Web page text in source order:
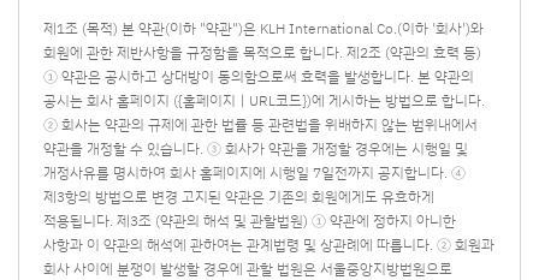
제1조 (목적) 본 약관(이하 "약관")은 KLH International Co.(이하 '회사')와
회원에 관한 제반사항을 규정함을 목적으로 합니다. 제2조 (약관의 효력 등)
① 약관은 공시하고 상대방이 동의함으로써 효력을 발생합니다. 본 약관의
공시는 회사 홈페이지 ({홈페이지ㅣURL코드})에 게시하는 방법으로 합니다.
② 회사는 약관의 규제에 관한 법률 등 관련법을 위배하지 않는 범위내에서
약관을 개정할 수 있습니다. ③ 회사가 약관을 개정할 경우에는 시행일 및
개정사유를 명시하여 회사 홈페이지에 시행일 7일전까지 공지합니다. ④
제3항의 방법으로 변경 고지된 약관은 기존의 회원에게도 유효하게
적용됩니다. 제3조 (약관의 해석 및 관할법원) ① 약관에 정하지 아니한
사항과 이 약관의 해석에 관하여는 관계법령 및 상관례에 따릅니다. ② 회원과
회사 사이에 분쟁이 발생할 경우에 관할 법원은 서울중앙지방법원으로